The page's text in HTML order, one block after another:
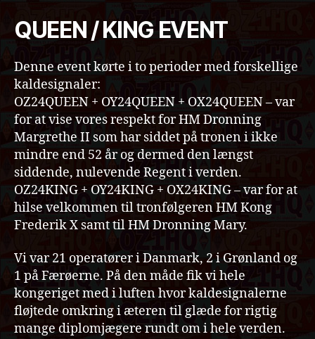
QUEEN / KING EVENT
Denne event kørte i to perioder med forskellige
kaldesignaler:
OZ24QUEEN + OY24QUEEN + OX24QUEEN – var
for at vise vores respekt for HM Dronning
Margrethe II som har siddet på tronen i ikke
mindre end 52 år og dermed den længst
siddende, nulevende Regent i verden.
OZ24KING + OY24KING + OX24KING – var for at
hilse velkommen til tronfølgeren HM Kong
Frederik X samt til HM Dronning Mary.
Vi var 21 operatører i Danmark, 2 i Grønland og
1 på Færøerne. På den måde fik vi hele
kongeriget med i luften hvor kaldesignalerne
fløjtede omkring i æteren til glæde for rigtig
mange diplomjægere rundt om i hele verden.